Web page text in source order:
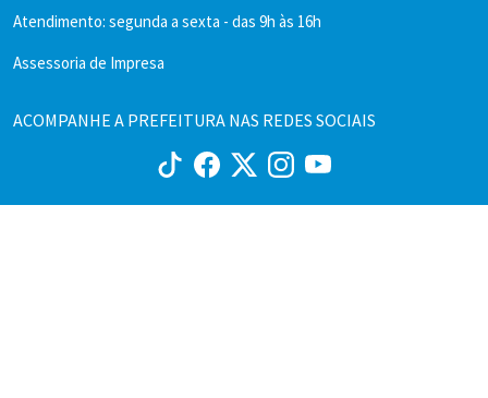
Atendimento: segunda a sexta - das 9h às 16h
Assessoria de Impresa
ACOMPANHE A PREFEITURA NAS REDES SOCIAIS